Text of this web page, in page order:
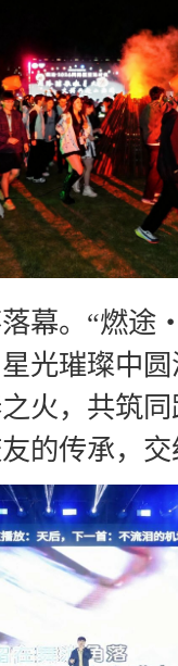
幕。“燃途
光璀璨中
火，共筑
的传承，